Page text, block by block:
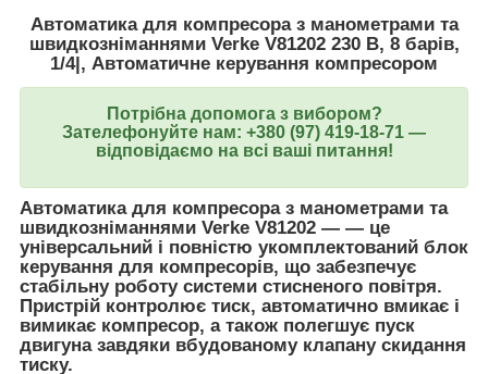
Автоматика для компресора з манометрами та
швидкозніманнями Verke V81202 230 В, 8 барів,
1/4|, Автоматичне керування компресором
Потрібна допомога з вибором?
Зателефонуйте нам: +380 (97) 419-18-71 —
відповідаємо на всі ваші питання!
Автоматика для компресора з манометрами та
швидкозніманнями Verke V81202 — — це
універсальний і повністю укомплектований блок
керування для компресорів, що забезпечує
стабільну роботу системи стисненого повітря.
Пристрій контролює тиск, автоматично вмикає і
вимикає компресор, а також полегшує пуск
двигуна завдяки вбудованому клапану скидання
тиску.